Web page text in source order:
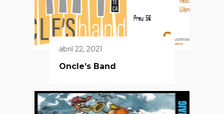
abril 22, 2021
Oncle’s Band